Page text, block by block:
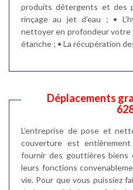
produits détergents et des
rinçage au jet d’eau ; •
nettoyer en profondeur
étanche ; • La récupération
Déplacements
L’entreprise de pose et
couverture est
fournir des gouttières biens
leurs fonctions
vie. Pour que vous puissiez